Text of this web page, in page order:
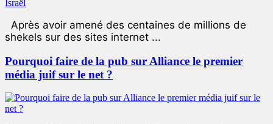
Après avoir amené des centaines de millions de
shekels sur des sites internet ...
Pourquoi faire de la pub sur Alliance le premier
média juif sur le net ?